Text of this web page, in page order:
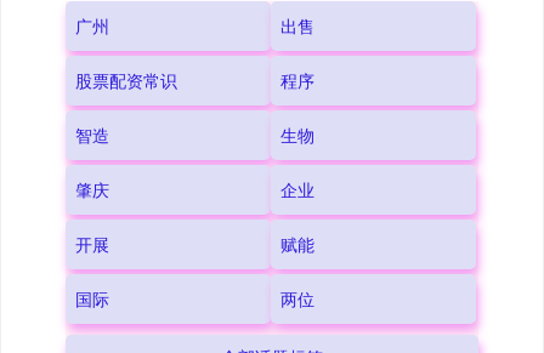
广州 出售
股票配资常识 程序
智造 生物
肇庆 企业
开展 赋能
国际 两位